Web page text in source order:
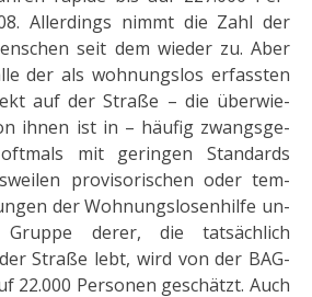
Allerdings nimmt die Zahl der
seit dem wieder zu. Aber
der als wohnungslos erfassten
auf der Straße – die überwie­
ihnen ist in – häufig zwangsge­
mit geringen Standards
provisorischen oder tem­
der Wohnungslosenhilfe un­
derer, die tatsächlich
Straße lebt, wird von der BAG-
22.000 Personen geschätzt. Auch